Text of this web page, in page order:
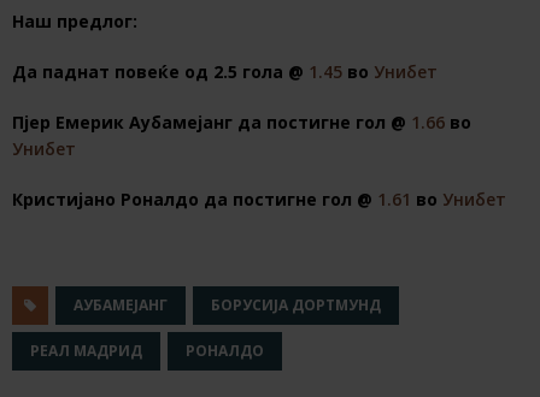
Наш предлог:
Да паднат повеќе од 2.5 гола @ 1.45 во Унибет
Пјер Емерик Аубамејанг да постигне гол @ 1.66 во
Унибет
Кристијано Роналдо да постигне гол @ 1.61 во Унибет
АУБАМЕЈАНГ БОРУСИЈА ДОРТМУНД
РЕАЛ МАДРИД РОНАЛДО